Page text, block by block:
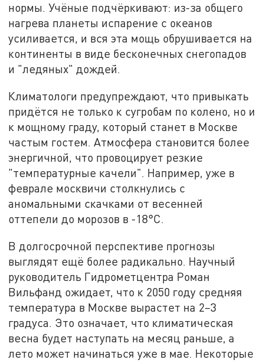
нормы. Учёные подчёркивают: из-за общего
нагрева планеты испарение с океанов
усиливается, и вся эта мощь обрушивается на
континенты в виде бесконечных снегопадов
и "ледяных" дождей.
Климатологи предупреждают, что привыкать
придётся не только к сугробам по колено, но и
к мощному граду, который станет в Москве
частым гостем. Атмосфера становится более
энергичной, что провоцирует резкие
"температурные качели". Например, уже в
феврале москвичи столкнулись с
аномальными скачками от весенней
оттепели до морозов в -18°C.
В долгосрочной перспективе прогнозы
выглядят ещё более радикально. Научный
руководитель Гидрометцентра Роман
Вильфанд ожидает, что к 2050 году средняя
температура в Москве вырастет на 2–3
градуса. Это означает, что климатическая
весна будет наступать на месяц раньше, а
лето может начинаться уже в мае. Некоторые